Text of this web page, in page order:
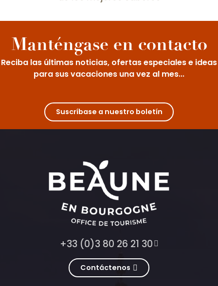
gastronomía. Disfrute de catas de vinos
Manténgase en contacto
Reciba las últimas noticias, ofertas especiales e ideas
para sus vacaciones una vez al mes...
Suscríbase a nuestro boletín
+33 (0)3 80 26 21 30
Contáctenos